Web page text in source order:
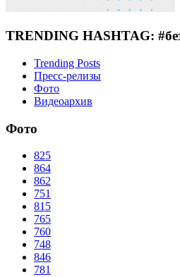
TRENDING HASHTAG:
Trending Posts
Пресс-релизы
Фото
Видеоархив
Фото
825
864
862
751
815
765
760
748
846
781